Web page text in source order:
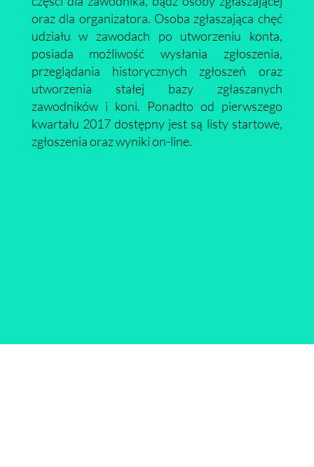
oraz dla organizatora. Osoba zgłaszająca chęć
udziału w zawodach po utworzeniu konta,
posiada możliwość wysłania zgłoszenia,
przeglądania historycznych zgłoszeń oraz
utworzenia stałej bazy zgłaszanych
zawodników i koni. Ponadto od pierwszego
kwartału 2017 dostępny jest są listy startowe,
zgłoszenia oraz wyniki on-line.